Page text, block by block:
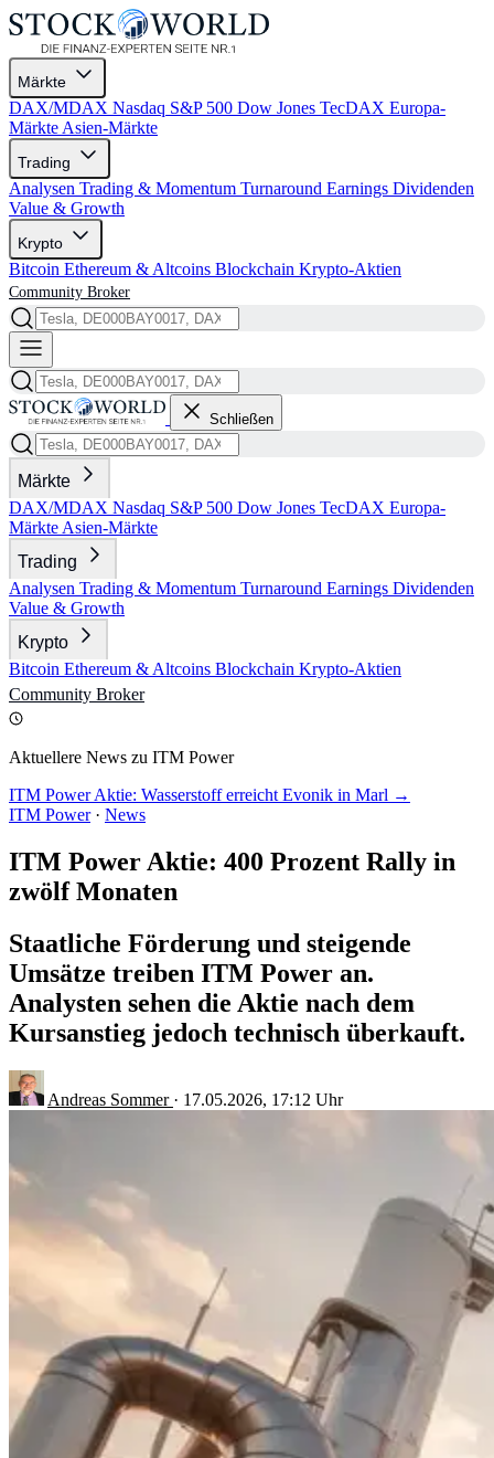
Märkte
DAX/MDAX Nasdaq S&P 500 Dow Jones TecDAX Europa-
Märkte Asien-Märkte
Trading
Analysen Trading & Momentum Turnaround Earnings Dividenden
Value & Growth
Krypto
Bitcoin Ethereum & Altcoins Blockchain Krypto-Aktien
Community Broker
Schließen
Märkte
DAX/MDAX Nasdaq S&P 500 Dow Jones TecDAX Europa-
Märkte Asien-Märkte
Trading
Analysen Trading & Momentum Turnaround Earnings Dividenden
Value & Growth
Krypto
Bitcoin Ethereum & Altcoins Blockchain Krypto-Aktien
Community Broker
Aktuellere News zu ITM Power
ITM Power Aktie: Wasserstoff erreicht Evonik in Marl →
ITM Power · News
ITM Power Aktie: 400 Prozent Rally in
zwölf Monaten
Staatliche Förderung und steigende
Umsätze treiben ITM Power an.
Analysten sehen die Aktie nach dem
Kursanstieg jedoch technisch überkauft.
Andreas Sommer · 17.05.2026, 17:12 Uhr